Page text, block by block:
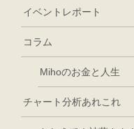
イベントレポート
コラム
Mihoのお金と人生
チャート分析あれこれ